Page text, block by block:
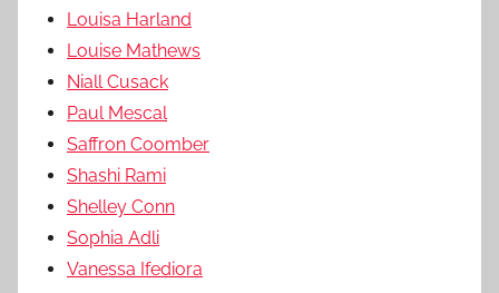
Louisa Harland
Louise Mathews
Niall Cusack
Paul Mescal
Saffron Coomber
Shashi Rami
Shelley Conn
Sophia Adli
Vanessa Ifediora